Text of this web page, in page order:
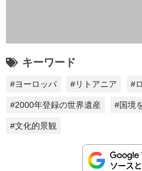
キーワード
#ヨーロッパ #リトアニア #
#2000年登録の世界遺産 #国境
#文化的景観